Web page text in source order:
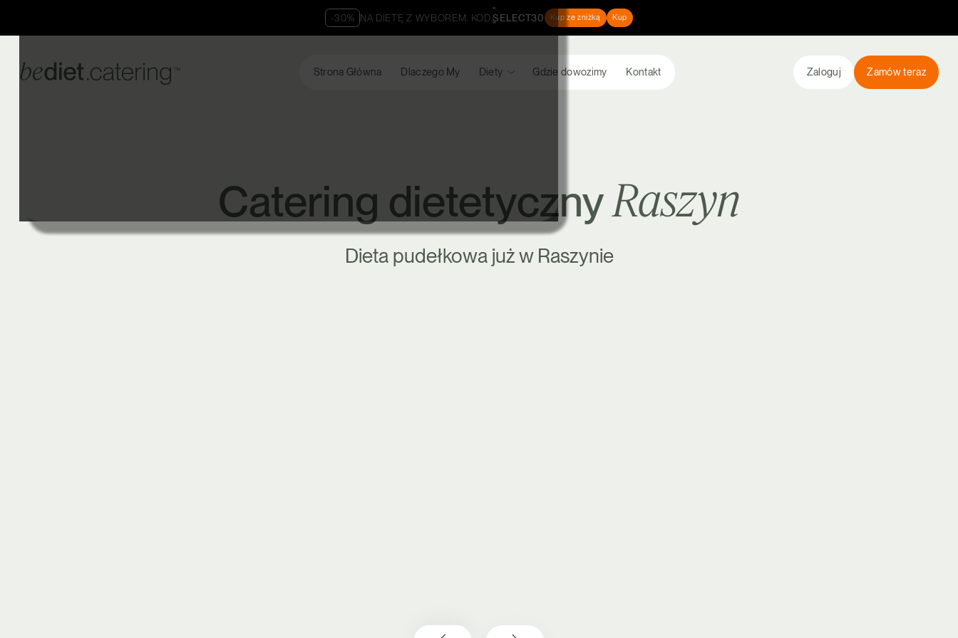
-30% NA DIETĘ Z WYBOREM. KOD:
"
SELECT30
"
Kup ze zniżką Kup
Strona Główna Dlaczego My Diety Gdzie dowozimy Kontakt Zaloguj Zamów teraz
Catering dietetycznyRaszyn
Dieta pudełkowa już w Raszynie